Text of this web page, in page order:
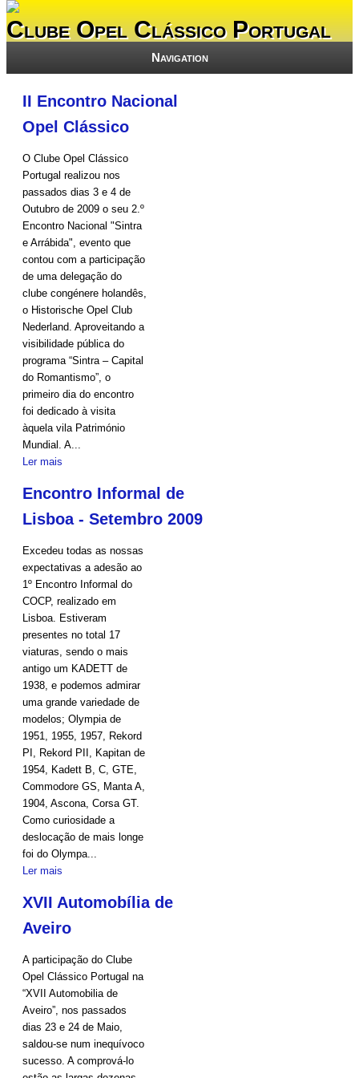
Clube Opel Clássico Portugal
Navigation
II Encontro Nacional
Opel Clássico
O Clube Opel Clássico
Portugal realizou nos
passados dias 3 e 4 de
Outubro de 2009 o seu 2.º
Encontro Nacional "Sintra
e Arrábida", evento que
contou com a participação
de uma delegação do
clube congénere holandês,
o Historische Opel Club
Nederland. Aproveitando a
visibilidade pública do
programa “Sintra – Capital
do Romantismo”, o
primeiro dia do encontro
foi dedicado à visita
àquela vila Património
Mundial. A...
Ler mais
Encontro Informal de
Lisboa - Setembro 2009
Excedeu todas as nossas
expectativas a adesão ao
1º Encontro Informal do
COCP, realizado em
Lisboa. Estiveram
presentes no total 17
viaturas, sendo o mais
antigo um KADETT de
1938, e podemos admirar
uma grande variedade de
modelos; Olympia de
1951, 1955, 1957, Rekord
PI, Rekord PII, Kapitan de
1954, Kadett B, C, GTE,
Commodore GS, Manta A,
1904, Ascona, Corsa GT.
Como curiosidade a
deslocação de mais longe
foi do Olympa...
Ler mais
XVII Automobília de
Aveiro
A participação do Clube
Opel Clássico Portugal na
“XVII Automobilia de
Aveiro”, nos passados
dias 23 e 24 de Maio,
saldou-se num inequívoco
sucesso. A comprová-lo